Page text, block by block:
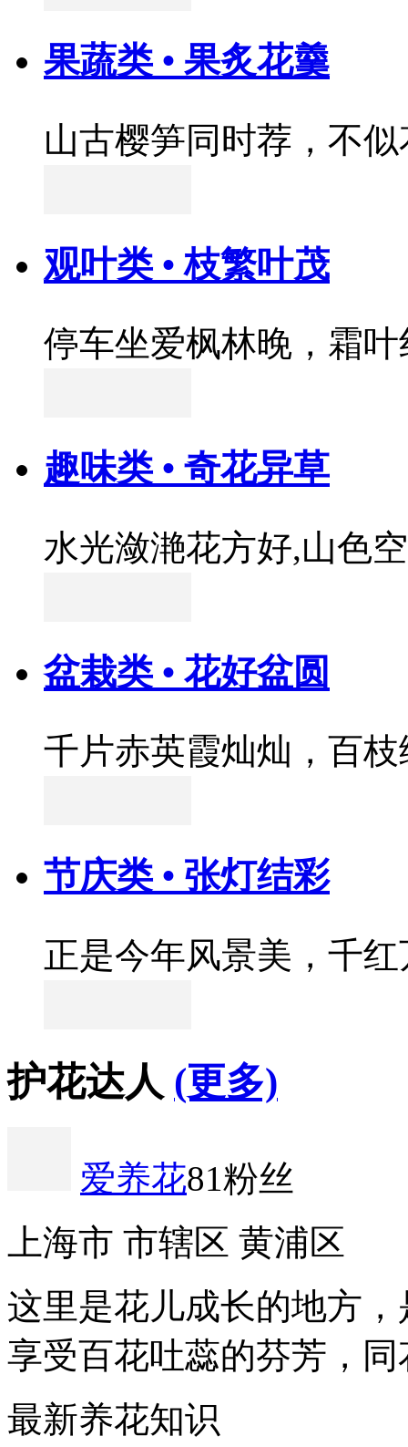
果蔬类 • 果炙花羹
山古樱笋同时荐，不
观叶类 • 枝繁叶茂
停车坐爱枫林晚，霜
趣味类 • 奇花异草
水光潋滟花方好,山色
盆栽类 • 花好盆圆
千片赤英霞灿灿，百
节庆类 • 张灯结彩
正是今年风景美，千
护花达人 (更多)
爱养花81粉丝
上海市 市辖区 黄浦区
这里是花儿成长的地方
享受百花吐蕊的芬芳，
最新养花知识